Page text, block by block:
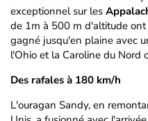
exceptionnel sur les
de 1m à 500 m d'altitude
gagné jusqu'en plaine avec
l'Ohio et la Caroline du Nord
Des rafales à 180 km/h
L'ouragan Sandy, en